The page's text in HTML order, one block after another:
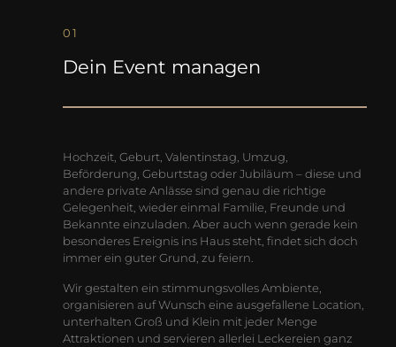
01
Dein Event managen
Hochzeit, Geburt, Valentinstag, Umzug,
Beförderung, Geburtstag oder Jubiläum – diese und
andere private Anlässe sind genau die richtige
Gelegenheit, wieder einmal Familie, Freunde und
Bekannte einzuladen. Aber auch wenn gerade kein
besonderes Ereignis ins Haus steht, findet sich doch
immer ein guter Grund, zu feiern.
Wir gestalten ein stimmungsvolles Ambiente,
organisieren auf Wunsch eine ausgefallene Location,
unterhalten Groß und Klein mit jeder Menge
Attraktionen und servieren allerlei Leckereien ganz